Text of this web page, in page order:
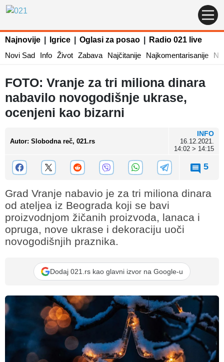
Najnovije Igrice Oglasi za posao
Radio 021 live
Novi Sad
Info Život Zabava Najčitanije Najkomentarisanije
FOTO: Vranje za tri miliona dinara
nabavilo novogodišnje ukrase,
ocenjeni kao bizarni
Autor: Slobodna reč, 021.rs
INFO
16.12.2021.
14:02 > 14:15
5
Grad Vranje nabavio je za tri miliona dinara
od ateljea iz Beograda koji se bavi
proizvodnjom žičanih proizvoda, lanaca i
opruga, nove ukrase i dekoraciju uoči
novogodišnjih praznika.
Dodaj 021.rs kao glavni izvor na Google-u